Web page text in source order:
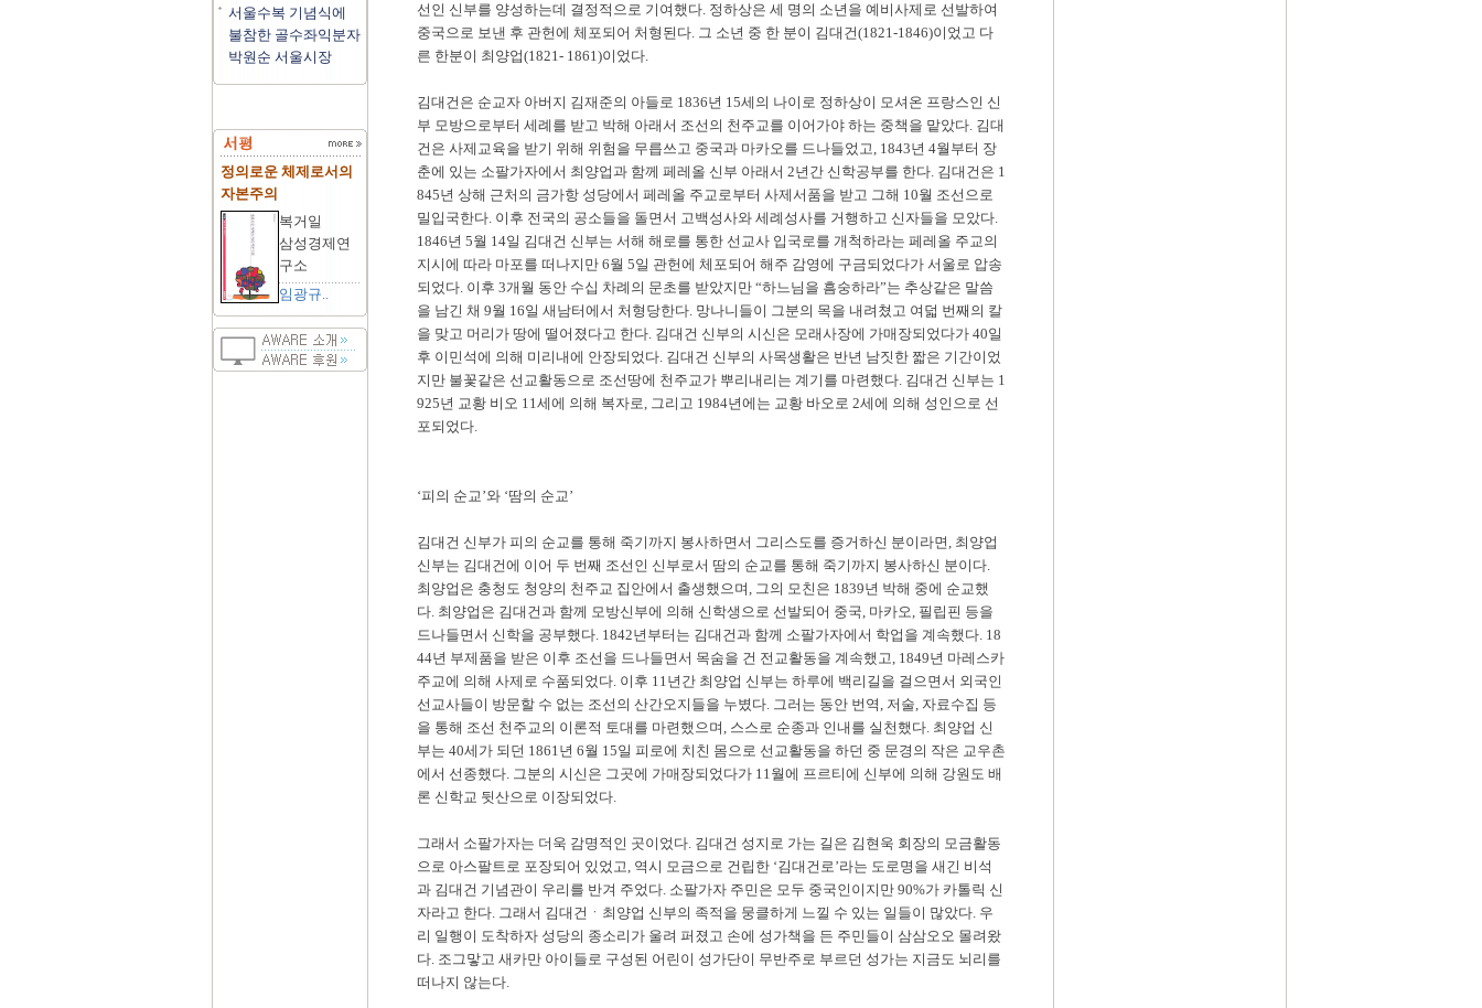
서울수복 기념식에
불참한 골수좌익분자
박원순 서울시장
정의로운 체제로서의
자본주의
복거일
삼성경제연
구소
임광규..
선인 신부를 양성하는데 결정적으로 기여했다. 정하상은 세 명의 소년을 예비사제로 선발하여
중국으로 보낸 후 관헌에 체포되어 처형된다. 그 소년 중 한 분이 김대건(1821-1846)이었고 다
른 한분이 최양업(1821- 1861)이었다.
김대건은 순교자 아버지 김재준의 아들로 1836년 15세의 나이로 정하상이 모셔온 프랑스인 신
부 모방으로부터 세례를 받고 박해 아래서 조선의 천주교를 이어가야 하는 중책을 맡았다. 김대
건은 사제교육을 받기 위해 위험을 무릅쓰고 중국과 마카오를 드나들었고, 1843년 4월부터 장
춘에 있는 소팔가자에서 최양업과 함께 페레올 신부 아래서 2년간 신학공부를 한다. 김대건은 1
845년 상해 근처의 금가항 성당에서 페레올 주교로부터 사제서품을 받고 그해 10월 조선으로
밀입국한다. 이후 전국의 공소들을 돌면서 고백성사와 세례성사를 거행하고 신자들을 모았다.
1846년 5월 14일 김대건 신부는 서해 해로를 통한 선교사 입국로를 개척하라는 페레올 주교의
지시에 따라 마포를 떠나지만 6월 5일 관헌에 체포되어 해주 감영에 구금되었다가 서울로 압송
되었다. 이후 3개월 동안 수십 차례의 문초를 받았지만 “하느님을 흠숭하라”는 추상같은 말씀
을 남긴 채 9월 16일 새남터에서 처형당한다. 망나니들이 그분의 목을 내려쳤고 여덟 번째의 칼
을 맞고 머리가 땅에 떨어졌다고 한다. 김대건 신부의 시신은 모래사장에 가매장되었다가 40일
후 이민석에 의해 미리내에 안장되었다. 김대건 신부의 사목생활은 반년 남짓한 짧은 기간이었
지만 불꽃같은 선교활동으로 조선땅에 천주교가 뿌리내리는 계기를 마련했다. 김대건 신부는 1
925년 교황 비오 11세에 의해 복자로, 그리고 1984년에는 교황 바오로 2세에 의해 성인으로 선
포되었다.
‘피의 순교’와 ‘땀의 순교’
김대건 신부가 피의 순교를 통해 죽기까지 봉사하면서 그리스도를 증거하신 분이라면, 최양업
신부는 김대건에 이어 두 번째 조선인 신부로서 땀의 순교를 통해 죽기까지 봉사하신 분이다.
최양업은 충청도 청양의 천주교 집안에서 출생했으며, 그의 모친은 1839년 박해 중에 순교했
다. 최양업은 김대건과 함께 모방신부에 의해 신학생으로 선발되어 중국, 마카오, 필립핀 등을
드나들면서 신학을 공부했다. 1842년부터는 김대건과 함께 소팔가자에서 학업을 계속했다. 18
44년 부제품을 받은 이후 조선을 드나들면서 목숨을 건 전교활동을 계속했고, 1849년 마레스카
주교에 의해 사제로 수품되었다. 이후 11년간 최양업 신부는 하루에 백리길을 걸으면서 외국인
선교사들이 방문할 수 없는 조선의 산간오지들을 누볐다. 그러는 동안 번역, 저술, 자료수집 등
을 통해 조선 천주교의 이론적 토대를 마련했으며, 스스로 순종과 인내를 실천했다. 최양업 신
부는 40세가 되던 1861년 6월 15일 피로에 치친 몸으로 선교활동을 하던 중 문경의 작은 교우촌
에서 선종했다. 그분의 시신은 그곳에 가매장되었다가 11월에 프르티에 신부에 의해 강원도 배
론 신학교 뒷산으로 이장되었다.
그래서 소팔가자는 더욱 감명적인 곳이었다. 김대건 성지로 가는 길은 김현욱 회장의 모금활동
으로 아스팔트로 포장되어 있었고, 역시 모금으로 건립한 ‘김대건로’라는 도로명을 새긴 비석
과 김대건 기념관이 우리를 반겨 주었다. 소팔가자 주민은 모두 중국인이지만 90%가 카톨릭 신
자라고 한다. 그래서 김대건ㆍ최양업 신부의 족적을 뭉클하게 느낄 수 있는 일들이 많았다. 우
리 일행이 도착하자 성당의 종소리가 울려 퍼졌고 손에 성가책을 든 주민들이 삼삼오오 몰려왔
다. 조그맣고 새카만 아이들로 구성된 어린이 성가단이 무반주로 부르던 성가는 지금도 뇌리를
떠나지 않는다.